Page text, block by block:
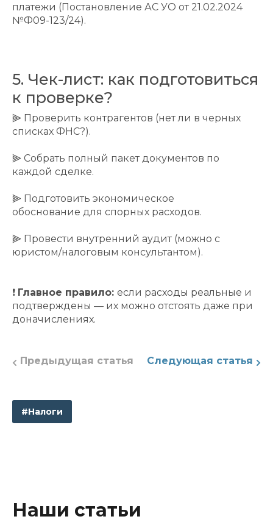
платежи (Постановление АС УО от 21.02.2024
№Ф09-123/24).
5. Чек-лист: как подготовиться
к проверке?
⫸ Проверить контрагентов (нет ли в черных
списках ФНС?).
⫸ Собрать полный пакет документов по
каждой сделке.
⫸ Подготовить экономическое
обоснование для спорных расходов.
⫸ Провести внутренний аудит (можно с
юристом/налоговым консультантом).
❗ Главное правило: если расходы реальные и
подтверждены — их можно отстоять даже при
доначислениях.
Предыдущая статья Следующая статья
#Налоги
Наши статьи